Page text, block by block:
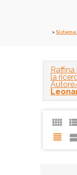
Sistema
la